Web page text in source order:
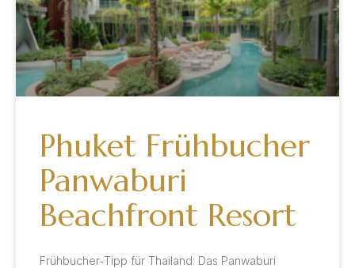
Phuket Frühbucher
Panwaburi
Beachfront Resort
Frühbucher‑Tipp für Thailand: Das Panwaburi